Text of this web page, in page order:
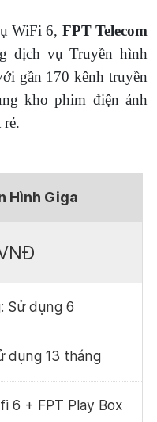
WiFi 6, FPT Telecom
dịch vụ Truyền hình
gần 170 kênh truyền
kho phim điện ảnh
Hình Giga
Sử dụng 6
dụng 13 tháng
6 + FPT Play Box